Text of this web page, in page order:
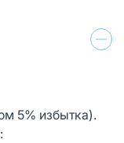
5% избытка).